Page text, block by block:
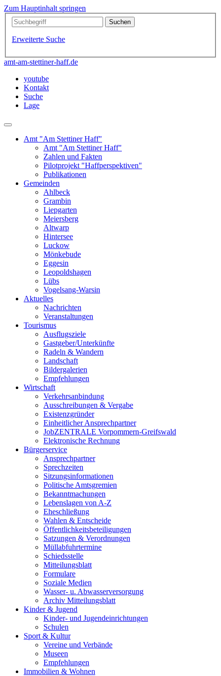
Zum Hauptinhalt springen
Erweiterte Suche
amt-am-stettiner-haff.de
youtube
Kontakt
Suche
Lage
Amt "Am Stettiner Haff"
Amt "Am Stettiner Haff"
Zahlen und Fakten
Pilotprojekt "Haffperspektiven"
Publikationen
Gemeinden
Ahlbeck
Grambin
Liepgarten
Meiersberg
Altwarp
Hintersee
Luckow
Mönkebude
Eggesin
Leopoldshagen
Lübs
Vogelsang-Warsin
Aktuelles
Nachrichten
Veranstaltungen
Tourismus
Ausflugsziele
Gastgeber/Unterkünfte
Radeln & Wandern
Landschaft
Bildergalerien
Empfehlungen
Wirtschaft
Verkehrsanbindung
Ausschreibungen & Vergabe
Existenzgründer
Einheitlicher Ansprechpartner
JobZENTRALE Vorpommern-Greifswald
Elektronische Rechnung
Bürgerservice
Ansprechpartner
Sprechzeiten
Sitzungsinformationen
Politische Amtsgremien
Bekanntmachungen
Lebenslagen von A-Z
Eheschließung
Wahlen & Entscheide
Öffentlichkeitsbeteiligungen
Satzungen & Verordnungen
Müllabfuhrtermine
Schiedsstelle
Mitteilungsblatt
Formulare
Soziale Medien
Wasser- u. Abwasserversorgung
Archiv Mitteilungsblatt
Kinder & Jugend
Kinder- und Jugendeinrichtungen
Schulen
Sport & Kultur
Vereine und Verbände
Museen
Empfehlungen
Immobilien & Wohnen